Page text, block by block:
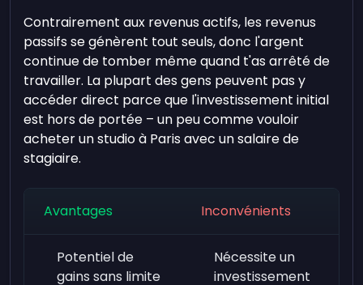
Contrairement aux revenus actifs, les revenus
passifs se génèrent tout seuls, donc l'argent
continue de tomber même quand t'as arrêté de
travailler. La plupart des gens peuvent pas y
accéder direct parce que l'investissement initial
est hors de portée – un peu comme vouloir
acheter un studio à Paris avec un salaire de
stagiaire.
Avantages Inconvénients
Potentiel de
gains sans limite
Nécessite un
investissement